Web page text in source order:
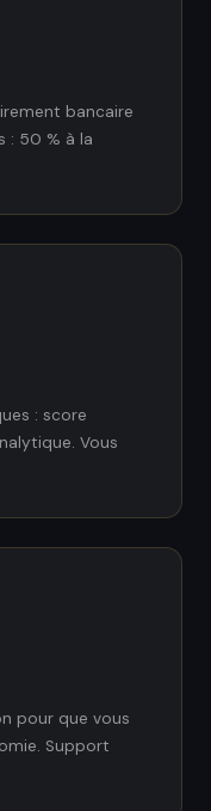
bancaire
: 50 % à la
: score
Vous
pour que vous
Support